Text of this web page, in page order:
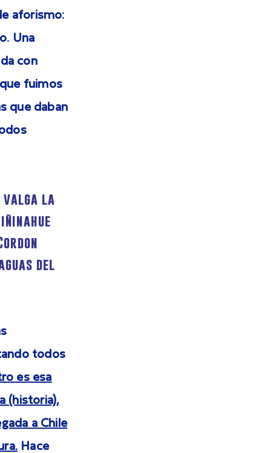
aforismo:
Una
con
fuimos
que daban
valga la
del
todos
es esa
(historia),
a Chile
Hace